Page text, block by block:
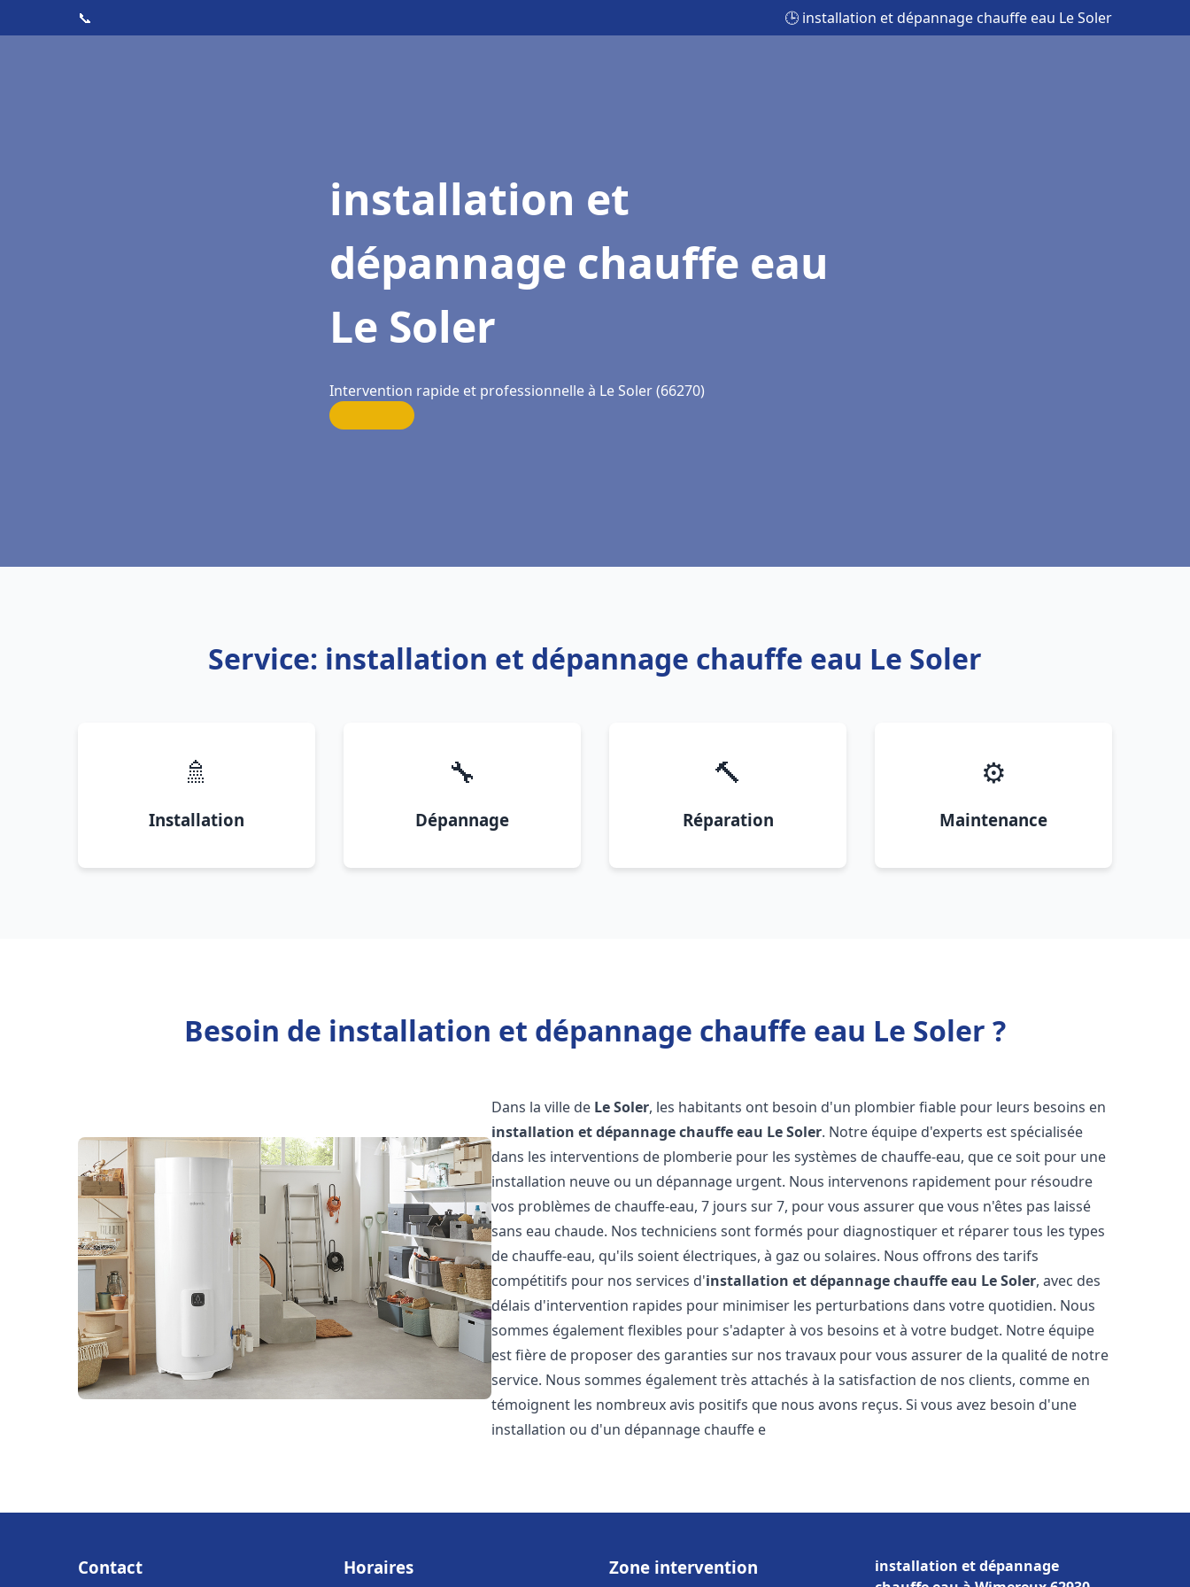
📞 🕒 installation et dépannage chauffe eau Le Soler
installation et
dépannage chauffe eau
Le Soler
Intervention rapide et professionnelle à Le Soler (66270)
Service: installation et dépannage chauffe eau Le Soler
🚿
Installation
🔧
Dépannage
🔨
Réparation
⚙️
Maintenance
Besoin de installation et dépannage chauffe eau Le Soler ?
Dans la ville de Le Soler, les habitants ont besoin d'un plombier fiable pour leurs besoins en
installation et dépannage chauffe eau Le Soler. Notre équipe d'experts est spécialisée
dans les interventions de plomberie pour les systèmes de chauffe-eau, que ce soit pour une
installation neuve ou un dépannage urgent. Nous intervenons rapidement pour résoudre
vos problèmes de chauffe-eau, 7 jours sur 7, pour vous assurer que vous n'êtes pas laissé
sans eau chaude. Nos techniciens sont formés pour diagnostiquer et réparer tous les types
de chauffe-eau, qu'ils soient électriques, à gaz ou solaires. Nous offrons des tarifs
compétitifs pour nos services d'installation et dépannage chauffe eau Le Soler, avec des
délais d'intervention rapides pour minimiser les perturbations dans votre quotidien. Nous
sommes également flexibles pour s'adapter à vos besoins et à votre budget. Notre équipe
est fière de proposer des garanties sur nos travaux pour vous assurer de la qualité de notre
service. Nous sommes également très attachés à la satisfaction de nos clients, comme en
témoignent les nombreux avis positifs que nous avons reçus. Si vous avez besoin d'une
installation ou d'un dépannage chauffe e
Contact Horaires Zone intervention
installation et dépannage